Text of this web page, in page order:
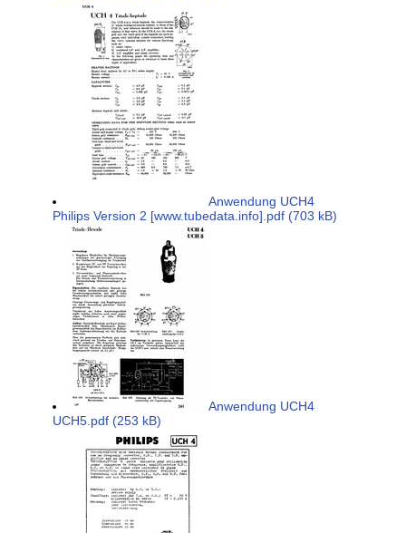
Anwendung UCH4
Philips Version 2 [www.tubedata.info].pdf (703 kB)
Anwendung UCH4
UCH5.pdf (253 kB)